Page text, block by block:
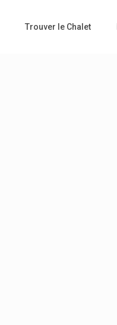
Trouver le Chalet